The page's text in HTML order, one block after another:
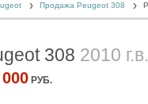
НОВОСТИ
МАТЕРИАЛЫ
Продажа Peugeot 308
308 2010 г.в.
РУБ.